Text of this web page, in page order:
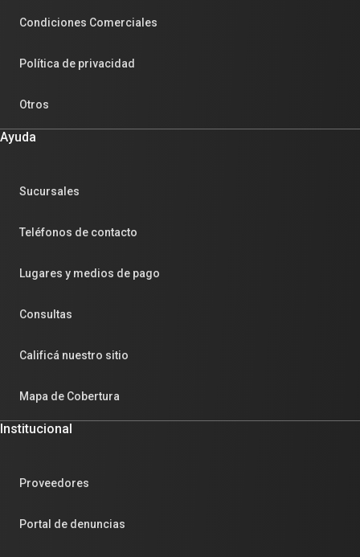
Condiciones Comerciales
Política de privacidad
Otros
Ayuda
Sucursales
Teléfonos de contacto
Lugares y medios de pago
Consultas
Calificá nuestro sitio
Mapa de Cobertura
Institucional
Proveedores
Portal de denuncias